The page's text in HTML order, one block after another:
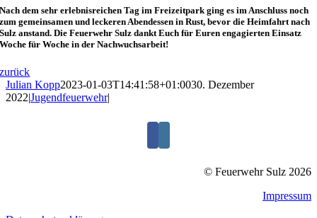
Nach dem sehr erlebnisreichen Tag im Freizeitpark ging es im Anschluss noch
zum gemeinsamen und leckeren Abendessen in Rust, bevor die Heimfahrt nach
Sulz anstand. Die Feuerwehr Sulz dankt Euch für Euren engagierten Einsatz
Woche für Woche in der Nachwuchsarbeit!
zurück
Julian Kopp2023-01-03T14:41:58+01:0030. Dezember
2022|Jugendfeuerwehr|
© Feuerwehr Sulz 2026
Impressum